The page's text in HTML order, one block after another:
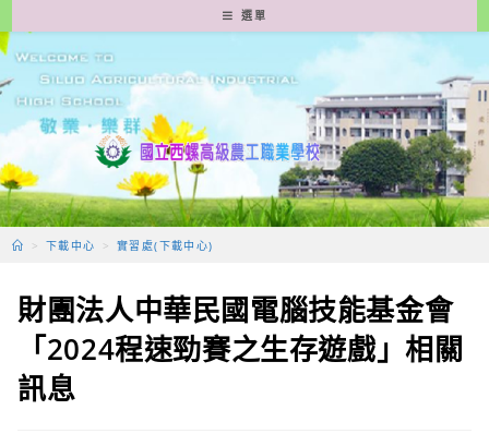
轉
至
要
容
選單
> 下載中心 > 實習處(下載中心)
財團法人中華民國電腦技能基金會
「2024程速勁賽之生存遊戲」相關
訊息